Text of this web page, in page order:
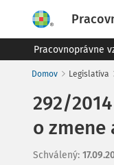
Pracovnoprávne
Domov Legislatíva
292/
o
Schválený: